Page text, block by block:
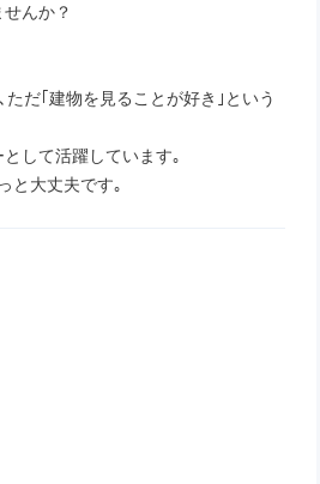
んか？
だ｢建物を見ることが好き｣という
して活躍しています｡
と大丈夫です｡